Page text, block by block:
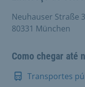
Neuhauser Straße
80331 München
Como chegar até
Transportes